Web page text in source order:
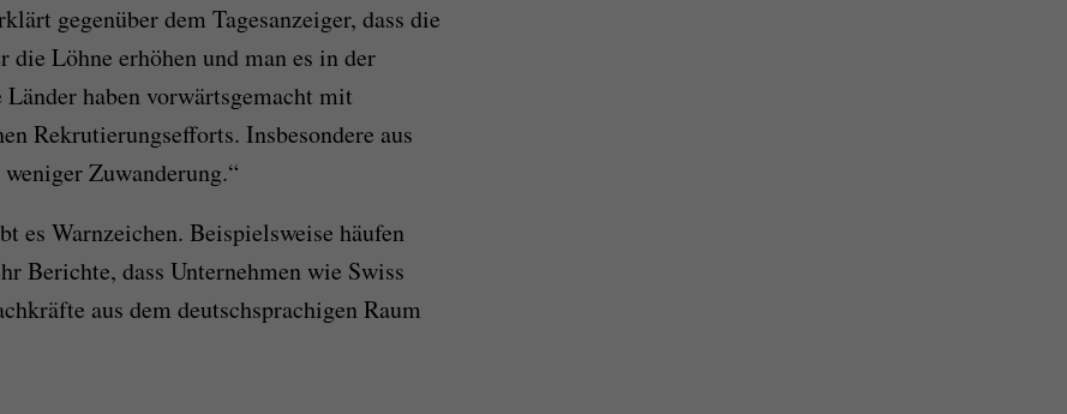
gegenüber dem Tagesanzeiger, dass die
Löhne erhöhen und man es in der
haben vorwärtsgemacht mit
Rekrutierungsefforts. Insbesondere aus
Zuwanderung.“
es Warnzeichen. Beispielsweise häufen
Berichte, dass Unternehmen wie Swiss
aus dem deutschsprachigen Raum